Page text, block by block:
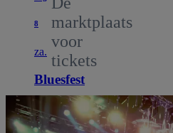
marktplaats
voor
tickets
8
za.
Bluesfest
15:00 Goteborg, Zweden
Villa Belparc